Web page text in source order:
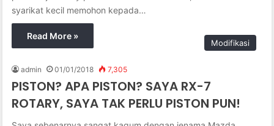
syarikat kecil memohon kepada…
Read More »
Modifikasi
admin 01/01/2018 7,305
PISTON? APA PISTON? SAYA RX-7
ROTARY, SAYA TAK PERLU PISTON PUN!